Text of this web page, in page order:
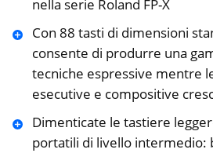
nella serie Roland FP-X
Con 88 tasti di dimensioni
consente di produrre una
tecniche espressive mentre
esecutive e compositive
Dimenticate le tastiere
portatili di livello intermedio: